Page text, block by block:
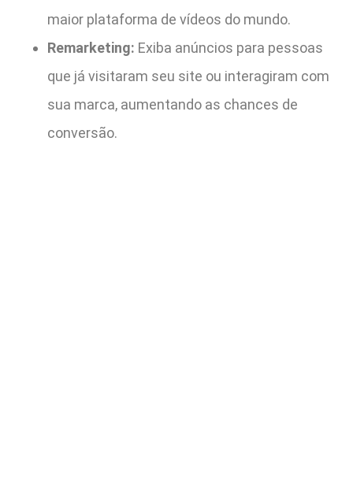
maior plataforma de vídeos do mundo.
Remarketing: Exiba anúncios para pessoas
que já visitaram seu site ou interagiram com
sua marca, aumentando as chances de
conversão.